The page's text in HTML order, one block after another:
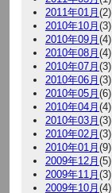
2011年01月(2)
2010年10月(3)
2010年09月(4)
2010年08月(4)
2010年07月(3)
2010年06月(3)
2010年05月(6)
2010年04月(4)
2010年03月(3)
2010年02月(3)
2010年01月(9)
2009年12月(5)
2009年11月(3)
2009年10月(4)